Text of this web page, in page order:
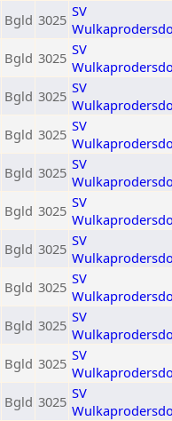
Bgld 3025 SV
Bgld 3025 SV
Bgld 3025 SV
Bgld 3025 SV
Bgld 3025 SV
Bgld 3025 SV
Bgld 3025 SV
Bgld 3025 SV
Bgld 3025 SV
Bgld 3025 SV
Bgld 3025 SV